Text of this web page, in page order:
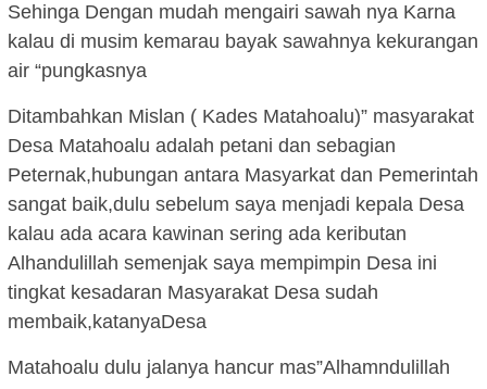
Sehinga Dengan mudah mengairi sawah nya Karna
kalau di musim kemarau bayak sawahnya kekurangan
air “pungkasnya
Ditambahkan Mislan ( Kades Matahoalu)” masyarakat
Desa Matahoalu adalah petani dan sebagian
Peternak,hubungan antara Masyarkat dan Pemerintah
sangat baik,dulu sebelum saya menjadi kepala Desa
kalau ada acara kawinan sering ada keributan
Alhandulillah semenjak saya mempimpin Desa ini
tingkat kesadaran Masyarakat Desa sudah
membaik,katanyaDesa
Matahoalu dulu jalanya hancur mas”Alhamndulillah